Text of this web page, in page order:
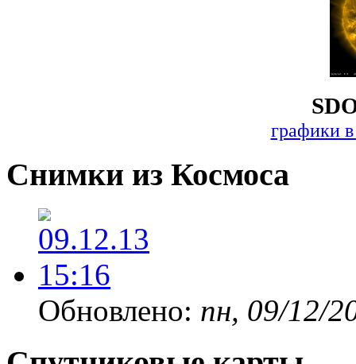
графики
Снимки из Космоса
Обновлено: пн, 09/12/